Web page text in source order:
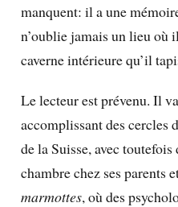
manquent: il a une
n’oublie jamais un lieu où
caverne intérieure qu’il
Le lecteur est prévenu. Il
accomplissant des cercles
de la Suisse, avec toutefois
chambre chez ses parents
marmottes, où des